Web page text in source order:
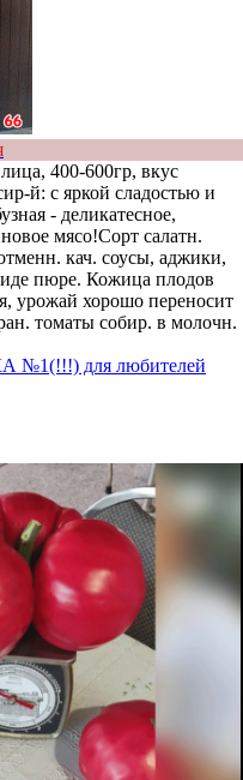
400-600гр, вкус
й: с яркой сладостью и
- деликатесное,
мясо!Сорт салатн.
кач. соусы, аджики,
пюре. Кожица плодов
урожай хорошо переносит
томаты собир. в молочн.
для любителей